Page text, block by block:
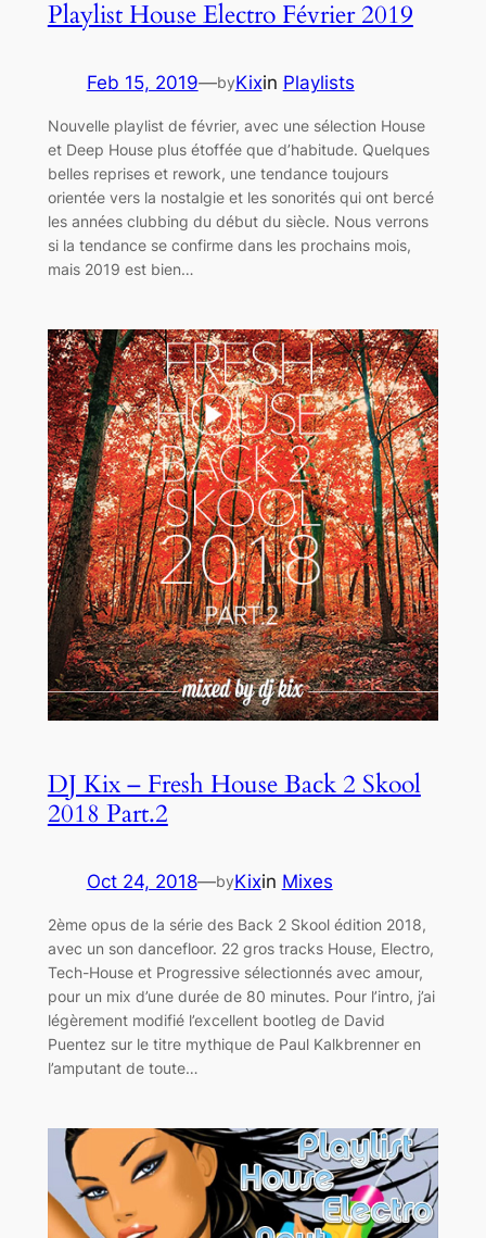
Playlist House Electro Février 2019
Feb 15, 2019—byKixin Playlists
Nouvelle playlist de février, avec une sélection House
et Deep House plus étoffée que d’habitude. Quelques
belles reprises et rework, une tendance toujours
orientée vers la nostalgie et les sonorités qui ont bercé
les années clubbing du début du siècle. Nous verrons
si la tendance se confirme dans les prochains mois,
mais 2019 est bien…
DJ Kix – Fresh House Back 2 Skool
2018 Part.2
Oct 24, 2018—byKixin Mixes
2ème opus de la série des Back 2 Skool édition 2018,
avec un son dancefloor. 22 gros tracks House, Electro,
Tech-House et Progressive sélectionnés avec amour,
pour un mix d’une durée de 80 minutes. Pour l’intro, j’ai
légèrement modifié l’excellent bootleg de David
Puentez sur le titre mythique de Paul Kalkbrenner en
l’amputant de toute…